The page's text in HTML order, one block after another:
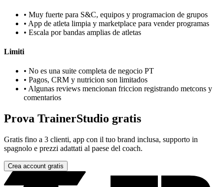
• Muy fuerte para S&C, equipos y programacion de grupos
• App de atleta limpia y marketplace para vender programas
• Escala por bandas amplias de atletas
Limiti
• No es una suite completa de negocio PT
• Pagos, CRM y nutricion son limitados
• Algunas reviews mencionan friccion registrando metcons y
comentarios
Prova TrainerStudio gratis
Gratis fino a 3 clienti, app con il tuo brand inclusa, supporto in
spagnolo e prezzi adattati al paese del coach.
Crea account gratis